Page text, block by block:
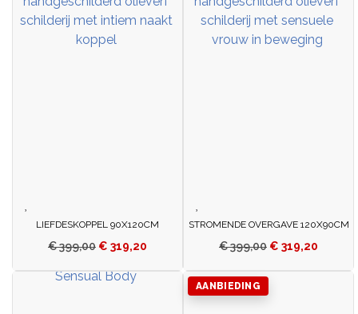
LIEFDESKOPPEL 90X120CM
€399,00 € 319,20
STROMENDE OVERGAVE 120X90CM
€399,00 € 319,20
AANBIEDING